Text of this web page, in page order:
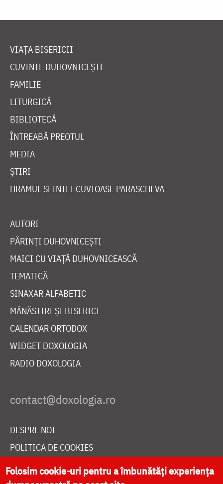
VIAȚA BISERICII
CUVINTE DUHOVNICEȘTI
FAMILIE
LITURGICĂ
BIBLIOTECĂ
ÎNTREABĂ PREOTUL
MEDIA
ȘTIRI
HRAMUL SFINTEI CUVIOASE PARASCHEVA
AUTORI
PĂRINȚI DUHOVNICEȘTI
MAICI CU VIAȚĂ DUHOVNICEASCĂ
TEMATICĂ
SINAXAR ALFABETIC
MĂNĂSTIRI ȘI BISERICI
CALENDAR ORTODOX
WIDGET DOXOLOGIA
RADIO DOXOLOGIA
DESPRE NOI
POLITICA DE COOKIES
DONEAZĂ ONLINE PENTRU CATEDRALA NAȚIONALĂ
Folosim cookie-uri pentru a îmbunătăți experiența